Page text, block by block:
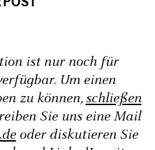
ist nur noch für
Um einen
zu können,schließen
Sie uns eine Mail
oder diskutieren Sie